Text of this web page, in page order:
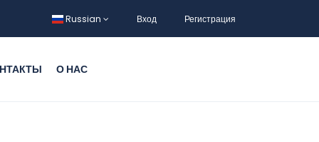
Russian Вход Регистрация
О НАС